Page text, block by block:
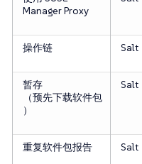
Manager Proxy
操作链 Salt
暂存
（预先下载软件包
）
Salt
重复软件包报告 Salt